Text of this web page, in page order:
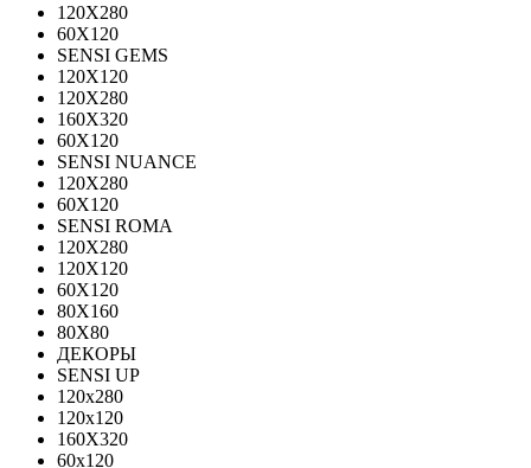
120Х280
60Х120
SENSI GEMS
120Х120
120Х280
160X320
60X120
SENSI NUANCE
120X280
60X120
SENSI ROMA
120X280
120Х120
60X120
80X160
80X80
ДЕКОРЫ
SENSI UP
120x280
120х120
160X320
60х120